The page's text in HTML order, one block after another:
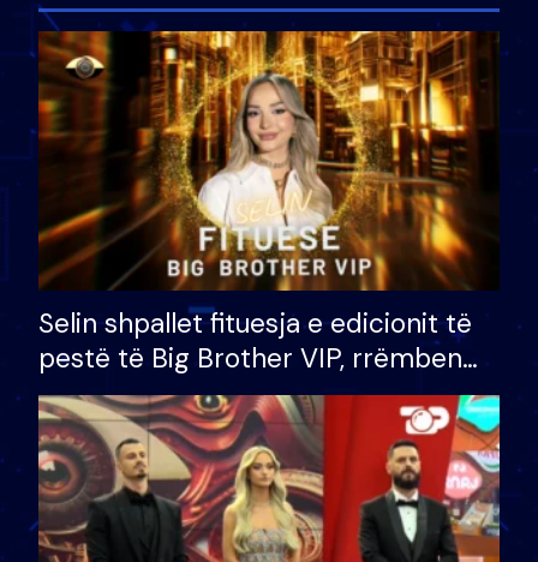
Selin shpallet fituesja e edicionit të
pestë të Big Brother VIP, rrëmben
çmimin e madh prej 100 mijë eurosh